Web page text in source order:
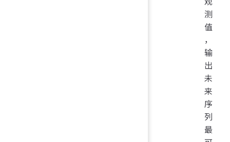
测
值
，
输
出
未
来
序
列
最